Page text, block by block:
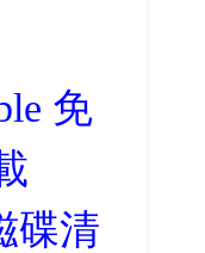
免
碟清